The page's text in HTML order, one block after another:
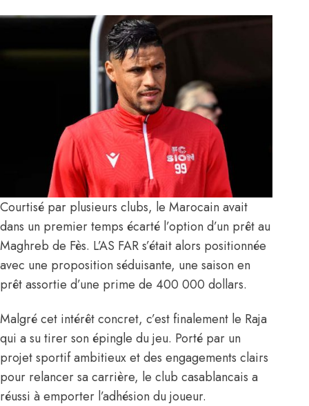
Courtisé par plusieurs clubs, le Marocain avait
dans un premier temps écarté l’option d’un prêt au
Maghreb de Fès. L’AS FAR s’était alors positionnée
avec une proposition séduisante, une saison en
prêt assortie d’une prime de 400 000 dollars.
Malgré cet intérêt concret, c’est finalement le Raja
qui a su tirer son épingle du jeu. Porté par un
projet sportif ambitieux et des engagements clairs
pour relancer sa carrière, le club casablancais a
réussi à emporter l’adhésion du joueur.